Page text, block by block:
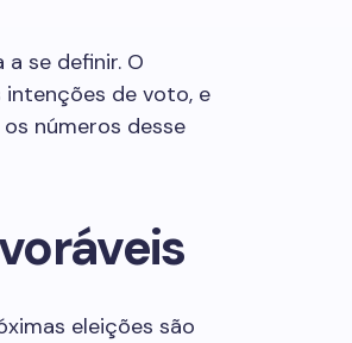
se definir. O
intenções de voto, e
números desse
eleições são